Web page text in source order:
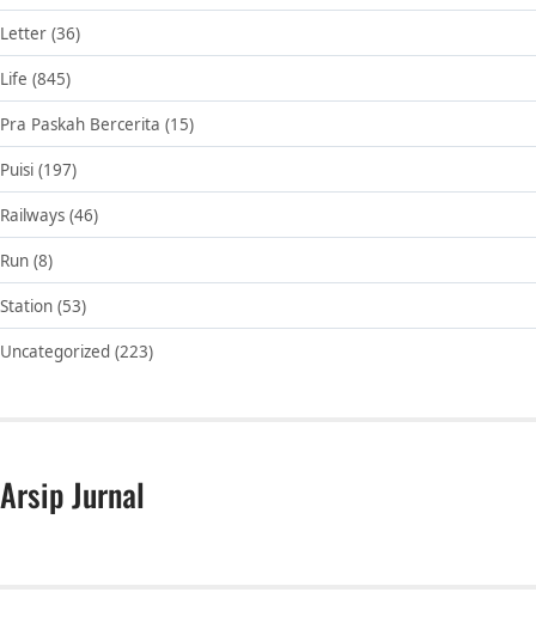
Letter (36)
Life (845)
Pra Paskah Bercerita (15)
Puisi (197)
Railways (46)
Run (8)
Station (53)
Uncategorized (223)
Arsip Jurnal